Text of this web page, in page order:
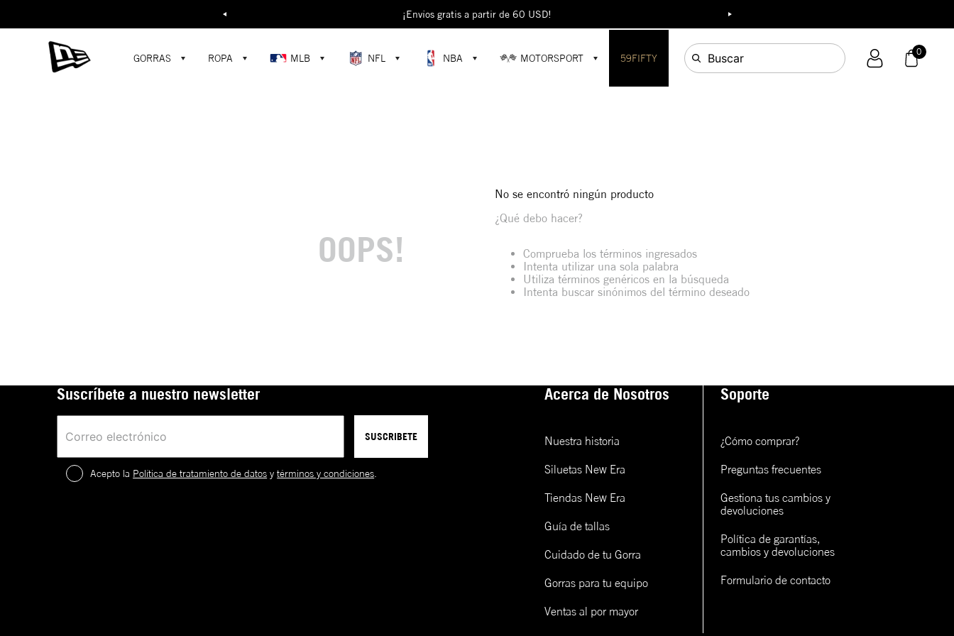
Buscar... ¡Envíos gratis a partir de 60 USD!
GORRAS ROPA MLB NFL NBA MOTORSPORT 59FIFTY Buscar 0
0 OCULTAR FILTROS
OOPS!
No se encontró ningún producto
¿Qué debo hacer?
Comprueba los términos ingresados
Intenta utilizar una sola palabra
Utiliza términos genéricos en la búsqueda
Intenta buscar sinónimos del término deseado
Suscríbete a nuestro newsletter
SUSCRIBETE
Acepto la Política de tratamiento de datos ytérminos y condiciones
Acerca de Nosotros
Nuestra historia
Siluetas New Era
Tiendas New Era
Guía de tallas
Cuidado de tu Gorra
Gorras para tu equipo
Ventas al por mayor
Soporte
¿Cómo comprar?
Preguntas frecuentes
Gestiona tus cambios y
devoluciones
Política de garantías,
cambios y devoluciones
Formulario de contacto